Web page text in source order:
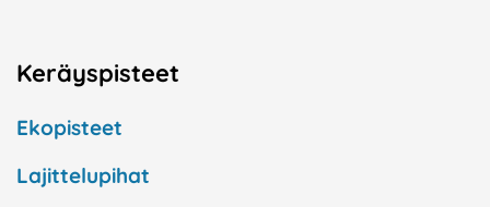
Keräyspisteet
Ekopisteet
Lajittelupihat